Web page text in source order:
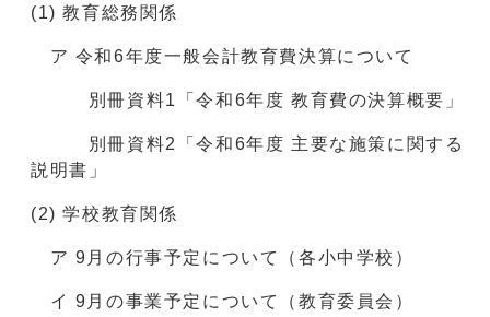
(1) 教育総務関係
ア 令和6年度一般会計教育費決算について
別冊資料1「令和6年度 教育費の決算概要」
別冊資料2「令和6年度 主要な施策に関する
説明書」
(2) 学校教育関係
ア 9月の行事予定について（各小中学校）
イ 9月の事業予定について（教育委員会）